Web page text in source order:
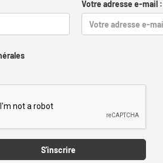
Votre adresse e-mail :
S'inscrire